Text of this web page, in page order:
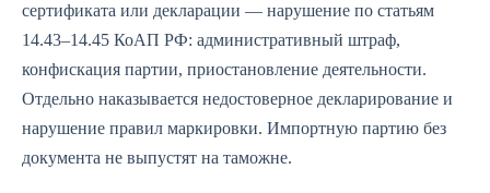
сертификата или декларации — нарушение по статьям
14.43–14.45 КоАП РФ: административный штраф,
конфискация партии, приостановление деятельности.
Отдельно наказывается недостоверное декларирование и
нарушение правил маркировки. Импортную партию без
документа не выпустят на таможне.